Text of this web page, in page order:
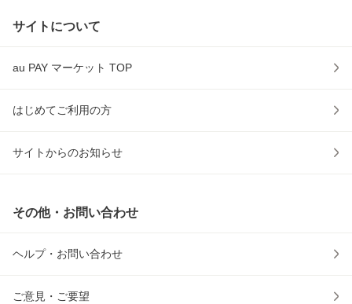
サイトについて
au PAY マーケット TOP
はじめてご利用の方
サイトからのお知らせ
その他・お問い合わせ
ヘルプ・お問い合わせ
ご意見・ご要望